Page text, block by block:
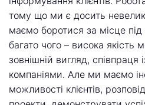
тому що ми є досить
маємо боротися за місце
багато чого – висока якість
зовнішній вигляд, співпраця
компаніями. Але ми маємо
можливості клієнтів,